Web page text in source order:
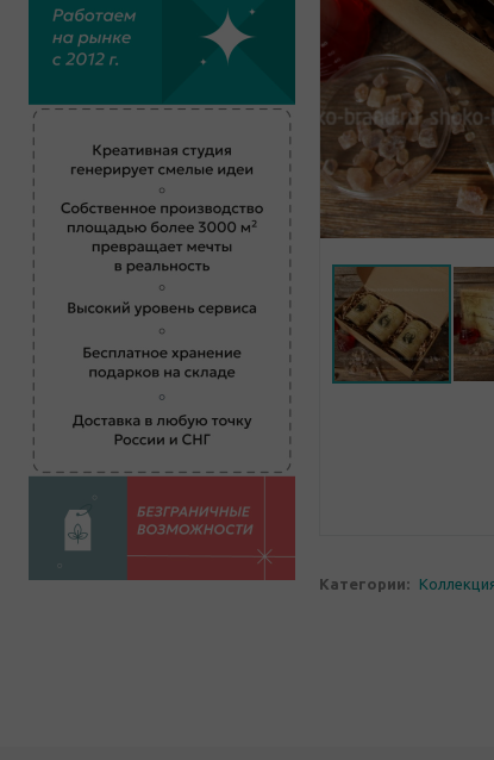
Категории: